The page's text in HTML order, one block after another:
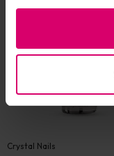
Crystal Nails